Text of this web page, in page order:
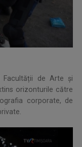
Facultății de Arte și
orizonturile către
corporate, de